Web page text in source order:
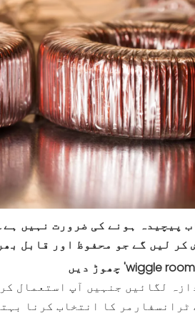
کر لیں گے جو محفوظ اور قابل
لگائیں جنہیں آپ استعمال
کا انتخاب کرنا